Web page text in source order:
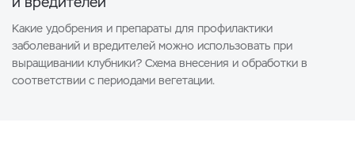
Какие удобрения и препараты для профилактики
заболеваний и вредителей можно использовать при
выращивании клубники? Схема внесения и обработки в
соответствии с периодами вегетации.